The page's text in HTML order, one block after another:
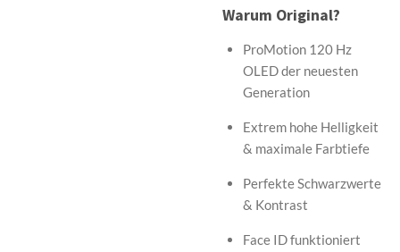
Warum Original?
ProMotion 120 Hz
OLED der neuesten
Generation
Extrem hohe Helligkeit
& maximale Farbtiefe
Perfekte Schwarzwerte
& Kontrast
Face ID funktioniert